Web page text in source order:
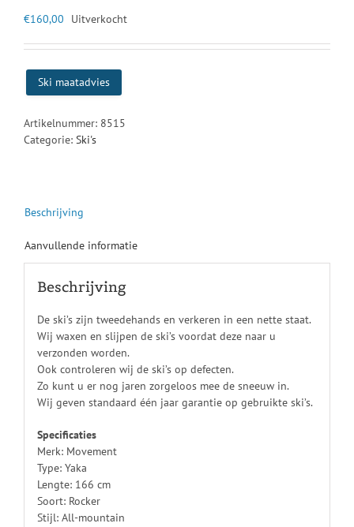
€160,00 Uitverkocht
Ski maatadvies
Artikelnummer: 8515
Categorie: Ski's
Beschrijving
Aanvullende informatie
Beschrijving
De ski’s zijn tweedehands en verkeren in een nette staat.
Wij waxen en slijpen de ski’s voordat deze naar u
verzonden worden.
Ook controleren wij de ski’s op defecten.
Zo kunt u er nog jaren zorgeloos mee de sneeuw in.
Wij geven standaard één jaar garantie op gebruikte ski’s.
Specificaties
Merk: Movement
Type: Yaka
Lengte: 166 cm
Soort: Rocker
Stijl: All-mountain